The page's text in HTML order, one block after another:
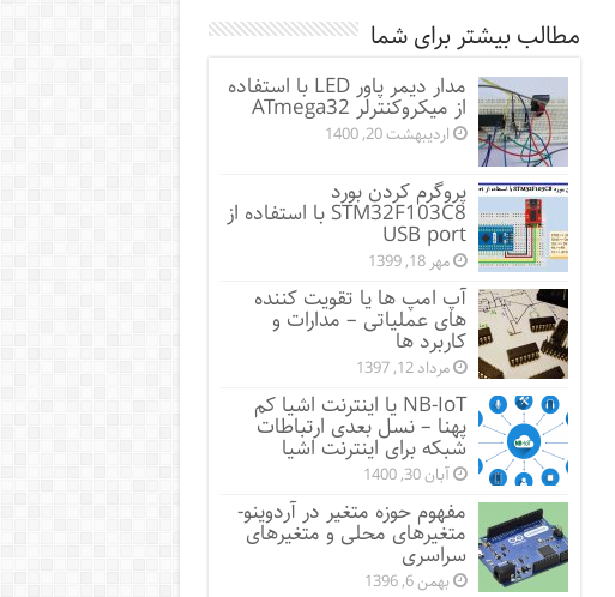
مطالب بیشتر برای شما
مدار دیمر پاور LED با استفاده
از میکروکنترلر ATmega32
اردیبهشت 20, 1400
پروگرم کردن بورد
STM32F103C8 با استفاده از
USB port
مهر 18, 1399
آپ امپ ها یا تقویت کننده
های عملیاتی – مدارات و
کاربرد ها
مرداد 12, 1397
NB-IoT یا اینترنت اشیا کم
پهنا – نسل بعدی ارتباطات
شبکه برای اینترنت اشیا
آبان 30, 1400
مفهوم حوزه متغیر در آردوینو-
متغیرهای محلی و متغیرهای
سراسری
بهمن 6, 1396